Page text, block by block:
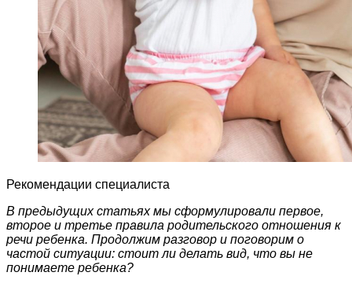
Рекомендации специалиста
В предыдущих статьях мы сформулировали первое,
второе и третье правила родительского отношения к
речи ребенка. Продолжим разговор и поговорим о
частой ситуации: стоит ли делать вид, что вы не
понимаете ребенка?